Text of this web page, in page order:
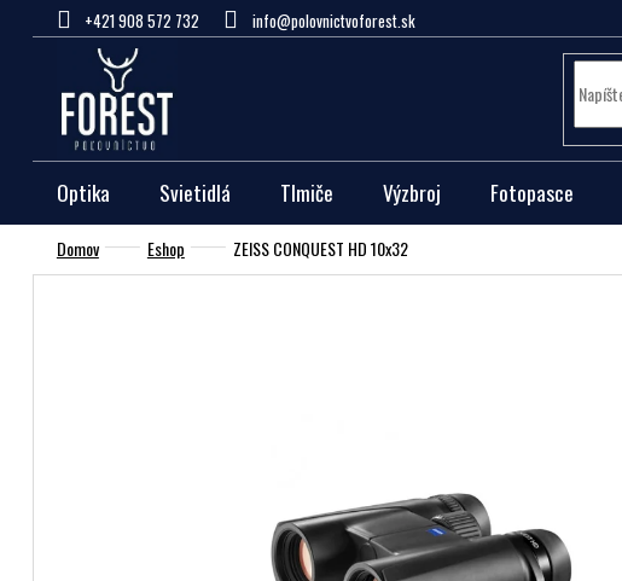
+421 908 572 732 info@polovnictvoforest.sk
Optika Svietidlá Tlmiče Výzbroj Fotopasce
Domov Eshop ZEISS CONQUEST HD 10x32